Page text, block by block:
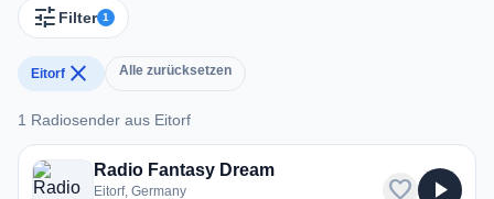
tune Filter 1
Eitorf close Alle zurücksetzen
1 Radiosender aus Eitorf
1 Radiosender aus Eitorf
Radio Fantasy Dream
Eitorf, Germany
favorite play_arrow